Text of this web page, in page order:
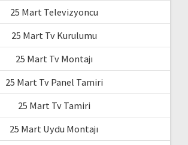
25 Mart Televizyoncu
25 Mart Tv Kurulumu
25 Mart Tv Montajı
25 Mart Tv Panel Tamiri
25 Mart Tv Tamiri
25 Mart Uydu Montajı